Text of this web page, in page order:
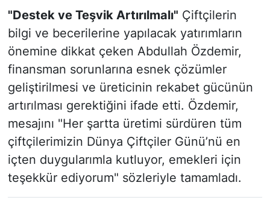
"Destek ve Teşvik Artırılmalı" Çiftçilerin
bilgi ve becerilerine yapılacak yatırımların
önemine dikkat çeken Abdullah Özdemir,
finansman sorunlarına esnek çözümler
geliştirilmesi ve üreticinin rekabet gücünün
artırılması gerektiğini ifade etti. Özdemir,
mesajını "Her şartta üretimi sürdüren tüm
çiftçilerimizin Dünya Çiftçiler Günü’nü en
içten duygularımla kutluyor, emekleri için
teşekkür ediyorum" sözleriyle tamamladı.